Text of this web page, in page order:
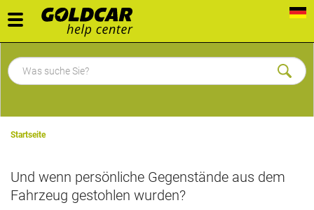
Toggle
navigation
Startseite
Und wenn persönliche Gegenstände aus dem
Fahrzeug gestohlen wurden?